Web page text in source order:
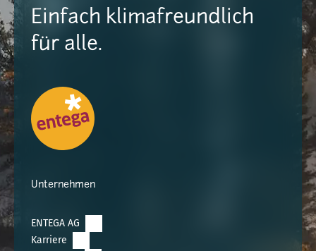
Einfach klimafreundlich
für alle.
Unternehmen
ENTEGA AG
Karriere